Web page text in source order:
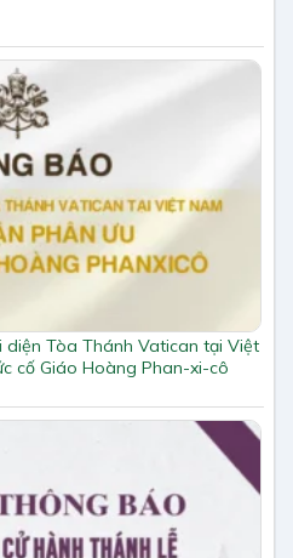
Tòa Thánh Vatican tại Việt
cố Giáo Hoàng Phan-xi-cô